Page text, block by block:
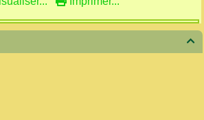
